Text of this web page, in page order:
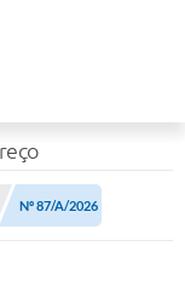
Nº 87/A/2026